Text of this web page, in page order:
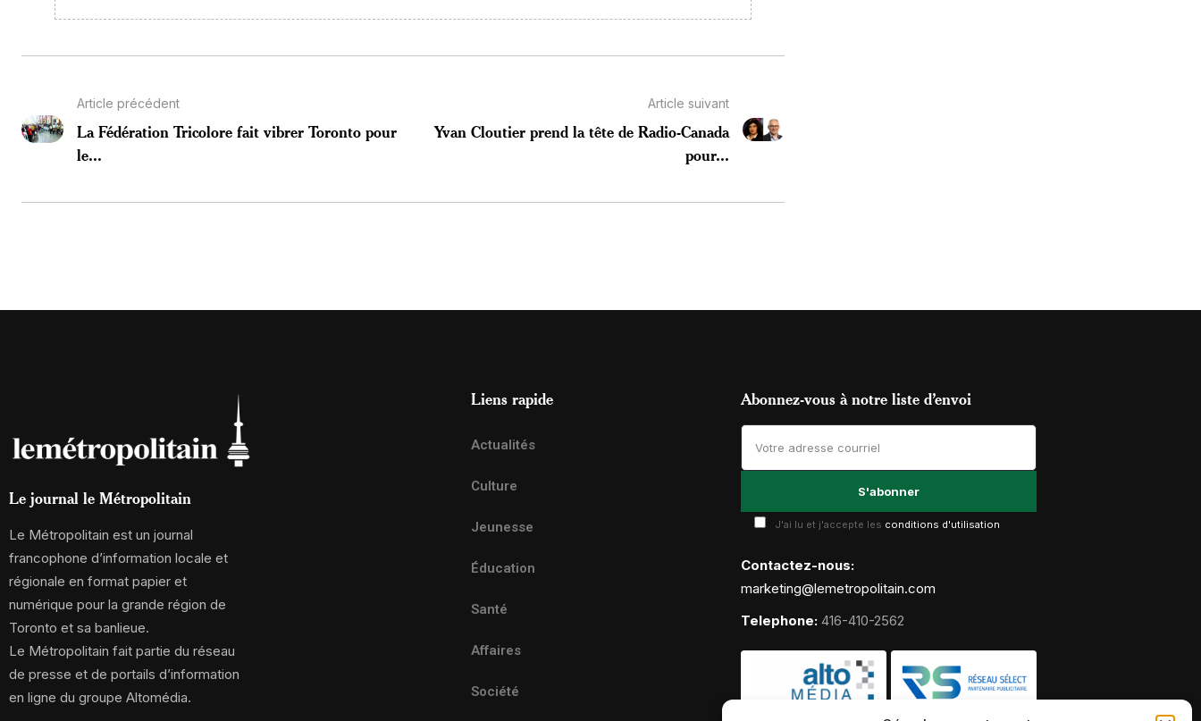
Article précédent
La Fédération Tricolore fait vibrer Toronto pour
le...
Article suivant
Yvan Cloutier prend la tête de Radio-Canada
pour...
Le journal le Métropolitain
Le Métropolitain est un journal
francophone d’information locale et
régionale en format papier et
numérique pour la grande région de
Toronto et sa banlieue.
Le Métropolitain fait partie du réseau
de presse et de portails d’information
en ligne du groupe Altomédia.
Liens rapide
Actualités
Culture
Jeunesse
Éducation
Santé
Affaires
Société
Abonnez-vous à notre liste d’envoi
J'ai lu et j'accepte les conditions d'utilisation
Contactez-nous:
marketing@lemetropolitain.com
Telephone: 416-410-2562